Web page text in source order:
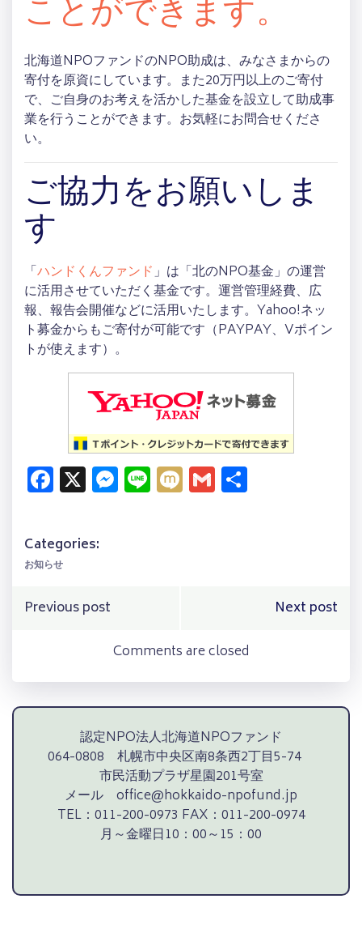
ことができます。
北海道NPOファンドのNPO助成は、みなさまからの
寄付を原資にしています。また20万円以上のご寄付
で、ご自身のお考えを活かした基金を設立して助成事
業を行うことができます。お気軽にお問合せくださ
い。
ご協力をお願いしま
す
「ハンドくんファンド」は「北のNPO基金」の運営
に活用させていただく基金です。運営管理経費、広
報、報告会開催などに活用いたします。Yahoo!ネッ
ト募金からもご寄付が可能です（PAYPAY、Vポイン
トが使えます）。
Facebook
X Messenger
LineMixiGmail
Categories:
お知らせ
Post
navigation
Previous post
navigation
Next post
Comments are closed
認定NPO法人北海道NPOファンド
064-0808 札幌市中央区南8条西2丁目5-74
市民活動プラザ星園201号室
メール office@hokkaido-npofund.jp
TEL：011-200-0973 FAX：011-200-0974
月～金曜日10：00～15：00